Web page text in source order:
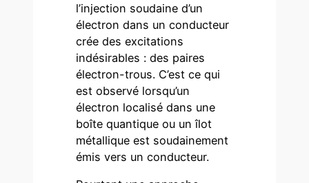
l’injection soudaine d’un
électron dans un conducteur
crée des excitations
indésirables : des paires
électron-trous. C’est ce qui
est observé lorsqu’un
électron localisé dans une
boîte quantique ou un îlot
métallique est soudainement
émis vers un conducteur.